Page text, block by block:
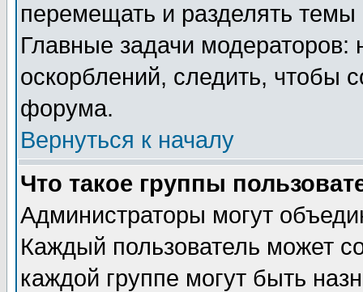
перемещать и разделять
Главные задачи
оскорблений, следить, чтобы
форума.
Вернуться к началу
Что такое группы
Администраторы могут
Каждый пользователь может
каждой группе могут быть